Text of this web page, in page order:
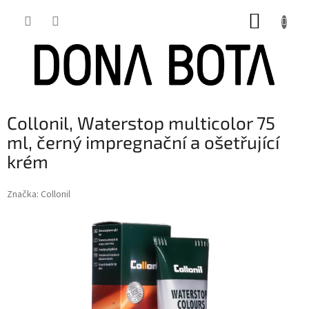
Collonil, Waterstop multicolor 75
ml, černý impregnační a ošetřující
krém
Značka: Collonil